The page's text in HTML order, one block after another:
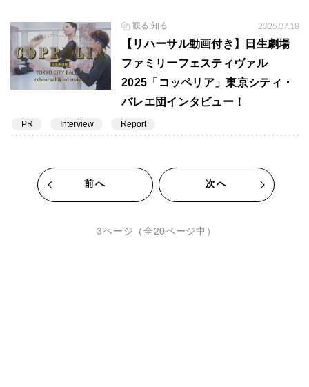
観る,知る 2025.07.18
【リハーサル動画付き】日生劇場
ファミリーフェスティヴァル
2025「コッペリア」東京シティ・
バレエ団インタビュー！
PR Interview Report
前へ 次へ
3ページ（全20ページ中）